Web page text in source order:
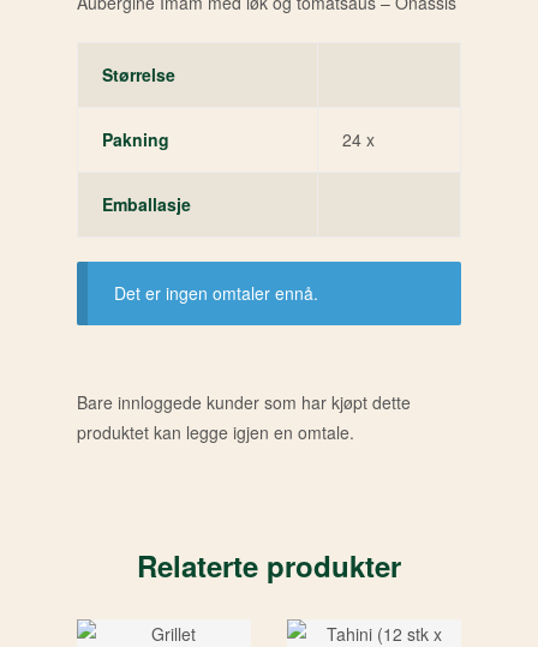
Størrelse
Pakning 24 x
Emballasje
Det er ingen omtaler ennå.
Bare innloggede kunder som har kjøpt dette
produktet kan legge igjen en omtale.
Relaterte produkter